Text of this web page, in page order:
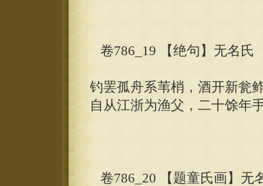
卷786_19 【绝句】无名氏
钓罢孤舟系苇梢，酒开新瓮
自从江浙为渔父，二十馀年
卷786_20 【题童氏画】无